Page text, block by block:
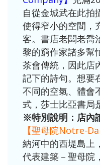
自從金城武在此拍
使得窄小的空間，
客。書店老闆老喬
黎的窮作家諸多幫
茶會傳統，因此店
記下的詩句。想要
不同的空氣、體會
式，莎士比亞書局
※特別說明：店內
【聖母院Notre-
納河中的西堤島上
代表建築－聖母院